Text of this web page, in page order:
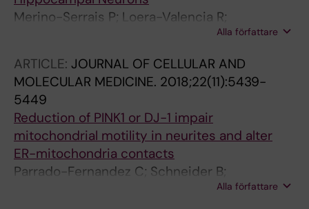
Vizuete A
Merino-Serrais P; Loera-Valencia R;
Rodriguez-Rodriguez P; Parrado-Fernandez C;
EM; Bjorkhem I; DeFelipe J; Cedazo-Minguez A
Alla författare
ARTICLE: JOURNAL OF CELLULAR AND
MOLECULAR MEDICINE. 2018;22(11):5439-
5449
Reduction of PINK1 or DJ-1 impair
mitochondrial motility in neurites and alter
ER-mitochondria contacts
Parrado-Fernandez C; Schneider B;
Ankarcrona M; Conti MM; Cookson MR;Alla författare